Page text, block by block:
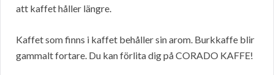
att kaffet håller längre.
Kaffet som finns i kaffet behåller sin arom. Burkkaffe blir
gammalt fortare. Du kan förlita dig på CORADO KAFFE!